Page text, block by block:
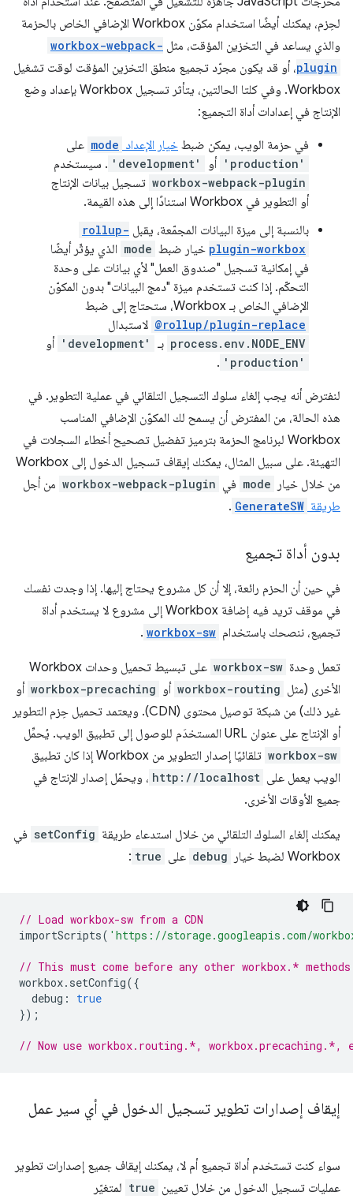
لحِزم، يمكنك أيضًا استخدام مكوّن Workbox الإضافي الخاص بالحزمة
والذي يساعد في التخزين المؤقت، مثل workbox-webpack-
plugin، أو قد يكون مجرّد تجميع منطق التخزين المؤقت لوقت تشغيل
Workbox. وفي كلتا الحالتين، يتأثر تسجيل Workbox بإعداد وضع
الإنتاج في إعدادات أداة التجميع:
في حزمة الويب، يمكن ضبط خيار الإعداد mode على
'production' أو 'development' . سيستخدم
workbox-webpack-plugin تسجيل بيانات الإنتاج
أو التطوير في Workbox استنادًا إلى هذه القيمة.
بالنسبة إلى ميزة البيانات المجمّعة، يقبل rollup-
plugin-workbox خيار ضبط mode الذي يؤثّر أيضًا
في إمكانية تسجيل "صندوق العمل" لأي بيانات على وحدة
التحكّم. إذا كنت تستخدم ميزة "دمج البيانات" بدون المكوّن
الإضافي الخاص بـ Workbox، ستحتاج إلى ضبط
@rollup/plugin-replace لاستبدال
process.env.NODE_ENV بـ 'development' أو
'production'
.
لنفترض أنه يجب إلغاء سلوك التسجيل التلقائي في عملية التطوير. في
هذه الحالة، من المفترض أن يسمح لك المكوّن الإضافي المناسب
Workbox لبرنامج الحزمة بترميز تفضيل تصحيح أخطاء السجلات في
التهيئة. على سبيل المثال، يمكنك إيقاف تسجيل الدخول إلى Workbox
من خلال خيار
mode في workbox-webpack-plugin من أجل
طريقة GenerateSW
.
بدون أداة تجميع
في حين أن الحزم رائعة، إلا أن كل مشروع يحتاج إليها. إذا وجدت نفسك
في موقف تريد فيه إضافة Workbox إلى مشروع لا يستخدم أداة
تجميع، ننصحك باستخدام workbox-sw
.
تعمل وحدة workbox-sw
على تبسيط تحميل وحدات Workbox
الأخرى (مثل workbox-routing أو workbox-precaching أو
غير ذلك) من شبكة توصيل محتوى (CDN). ويعتمد تحميل حِزم التطوير
أو الإنتاج على عنوان URL المستخدَم للوصول إلى تطبيق الويب. يُحمِّل
workbox-sw
تلقائيًا إصدار التطوير من Workbox إذا كان تطبيق
الويب يعمل على http://localhost ، ويحمّل إصدار الإنتاج في
جميع الأوقات الأخرى.
يمكنك إلغاء السلوك التلقائي من خلال استدعاء طريقة setConfig في
Workbox لضبط خيار
debug على true
:
// Load workbox-sw from a CDN
importScripts( 'https://storage.googleapis.com/
// This must come before any other workbox.*
workbox. setConfig({
debug :
true
});
// Now use workbox.routing.*, workbox.precaching.*,
إيقاف إصدارات تطوير تسجيل الدخول في أي سير عمل
سواء كنت تستخدم أداة تجميع أم لا، يمكنك إيقاف جميع إصدارات تطوير
عمليات تسجيل الدخول من خلال تعيين true لمتغيّر